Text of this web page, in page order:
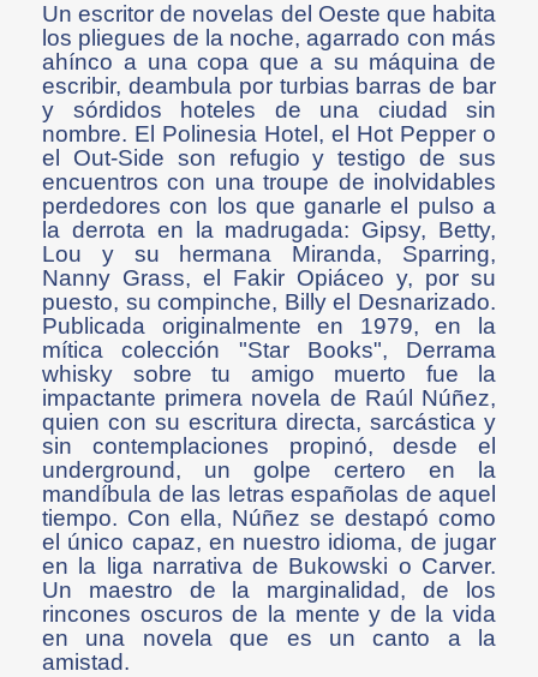
Un escritor de novelas del Oeste que habita
los pliegues de la noche, agarrado con más
ahínco a una copa que a su máquina de
escribir, deambula por turbias barras de bar
y sórdidos hoteles de una ciudad sin
nombre. El Polinesia Hotel, el Hot Pepper o
el Out-Side son refugio y testigo de sus
encuentros con una troupe de inolvidables
perdedores con los que ganarle el pulso a
la derrota en la madrugada: Gipsy, Betty,
Lou y su hermana Miranda, Sparring,
Nanny Grass, el Fakir Opiáceo y, por su
puesto, su compinche, Billy el Desnarizado.
Publicada originalmente en 1979, en la
mítica colección "Star Books", Derrama
whisky sobre tu amigo muerto fue la
impactante primera novela de Raúl Núñez,
quien con su escritura directa, sarcástica y
sin contemplaciones propinó, desde el
underground, un golpe certero en la
mandíbula de las letras españolas de aquel
tiempo. Con ella, Núñez se destapó como
el único capaz, en nuestro idioma, de jugar
en la liga narrativa de Bukowski o Carver.
Un maestro de la marginalidad, de los
rincones oscuros de la mente y de la vida
en una novela que es un canto a la
amistad.